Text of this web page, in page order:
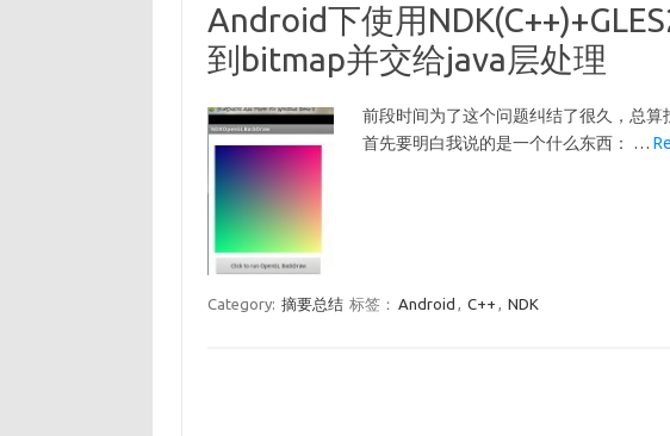
Android下使用
到bitmap并交给java层处理
前段时间为了这个问题纠结了很久，总算
首先要明白我说的是一个什么东西： …
Category: 摘要总结 标签： Android C++ NDK